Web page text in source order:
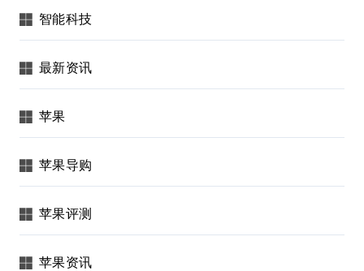
智能科技
最新资讯
苹果
苹果导购
苹果评测
苹果资讯